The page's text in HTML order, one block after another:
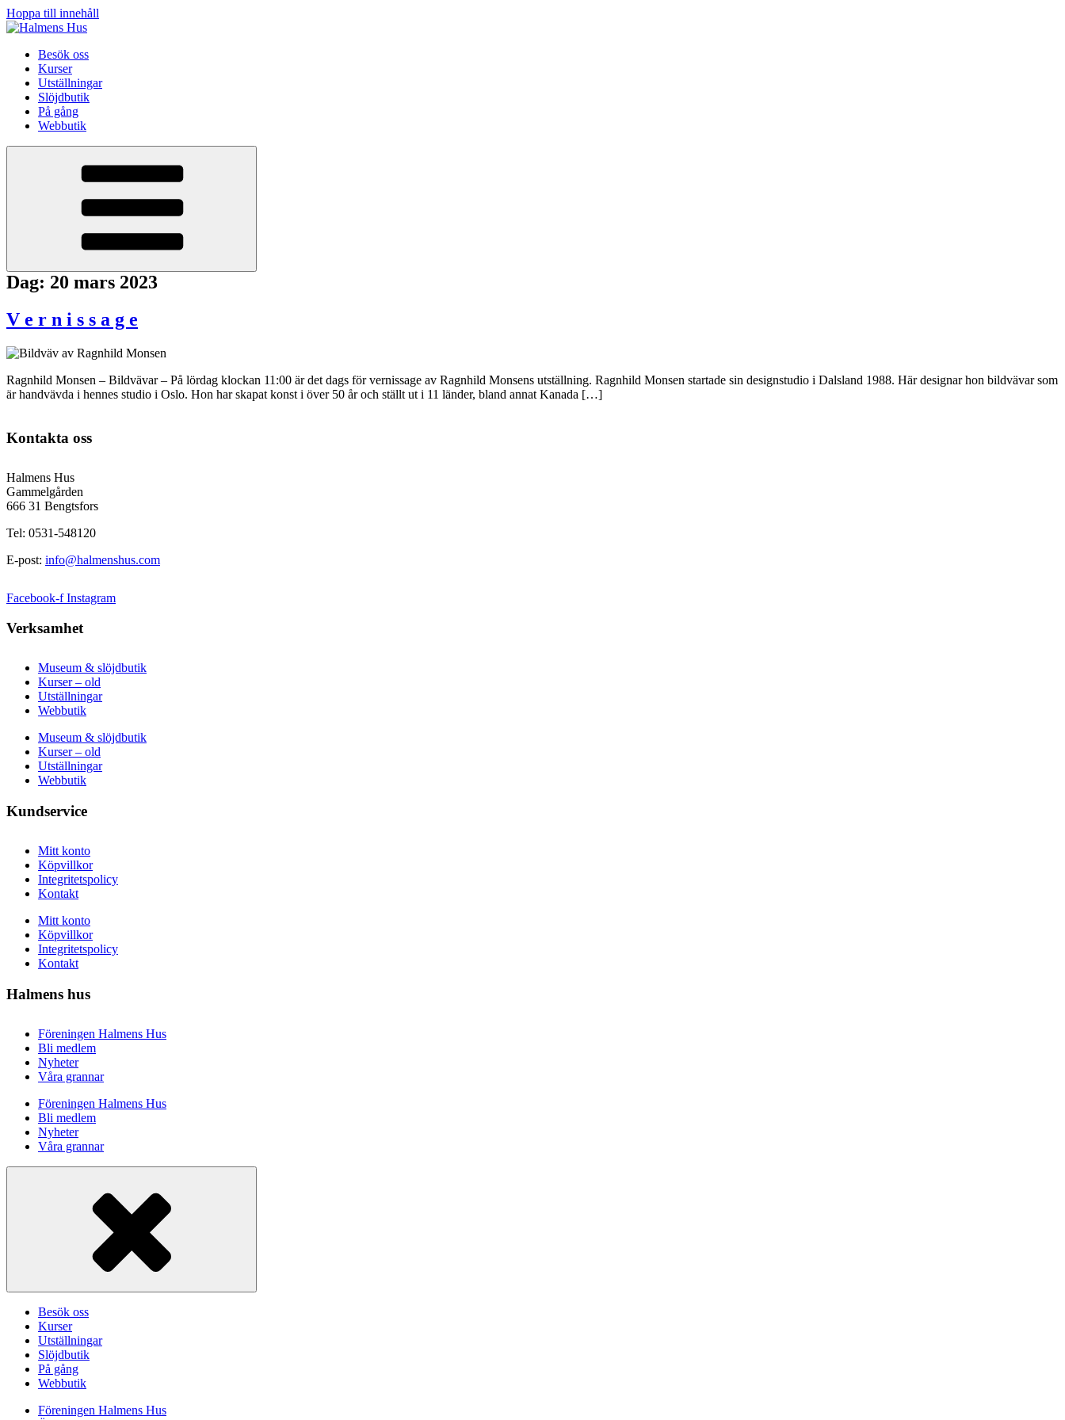
Hoppa till innehåll
Besök oss
Kurser
Utställningar
Slöjdbutik
På gång
Webbutik
Dag: 20 mars 2023
V e r n i s s a g e
Ragnhild Monsen – Bildvävar – På lördag klockan 11:00 är det dags för vernissage av Ragnhild Monsens utställning. Ragnhild Monsen startade sin designstudio i Dalsland 1988. Här designar hon bildvävar som
är handvävda i hennes studio i Oslo. Hon har skapat konst i över 50 år och ställt ut i 11 länder, bland annat Kanada […]
Kontakta oss
Halmens Hus
Gammelgården
666 31 Bengtsfors
Tel: 0531-548120
E-post: info@halmenshus.com
Facebook-f Instagram
Verksamhet
Museum & slöjdbutik
Kurser – old
Utställningar
Webbutik
Museum & slöjdbutik
Kurser – old
Utställningar
Webbutik
Kundservice
Mitt konto
Köpvillkor
Integritetspolicy
Kontakt
Mitt konto
Köpvillkor
Integritetspolicy
Kontakt
Halmens hus
Föreningen Halmens Hus
Bli medlem
Nyheter
Våra grannar
Föreningen Halmens Hus
Bli medlem
Nyheter
Våra grannar
Besök oss
Kurser
Utställningar
Slöjdbutik
På gång
Webbutik
Föreningen Halmens Hus